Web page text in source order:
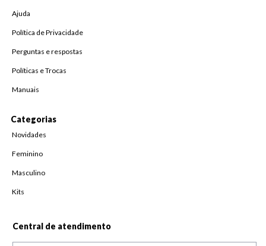
Ajuda
Política de Privacidade
Perguntas e respostas
Políticas e Trocas
Manuais
Categorias
Novidades
Feminino
Masculino
Kits
Central de atendimento